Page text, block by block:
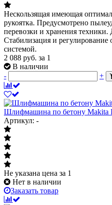
Нескользящая имеющая
рукоятка. Предусмотрено
перевозки и хранения техники.
Стабилизация и регулирование
системой.
2 088 руб. за 1
В наличии
-
+
Шлифмашина по бетону Makita
Артикул: -
Не указана цена за 1
Нет в наличии
Заказать товар